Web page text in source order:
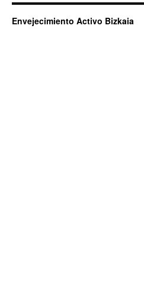
Envejecimiento Activo Bizkaia